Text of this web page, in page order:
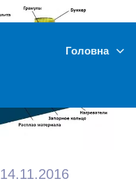
Головна
14.11.2016